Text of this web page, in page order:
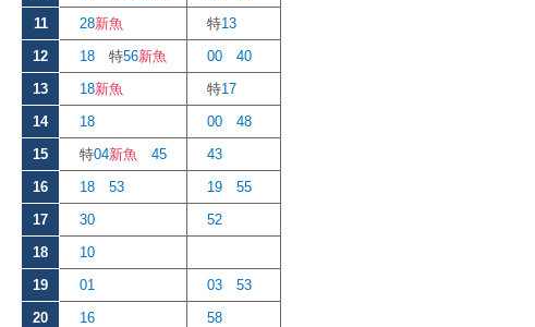
11
28新魚 特13
12
18 特56新魚 00
40
13
18新魚 特17
14
18 00
48
15
特04新魚 45
43
16
18 53 19
55
17
30
52
18
10
19
01 03
53
20
16
58